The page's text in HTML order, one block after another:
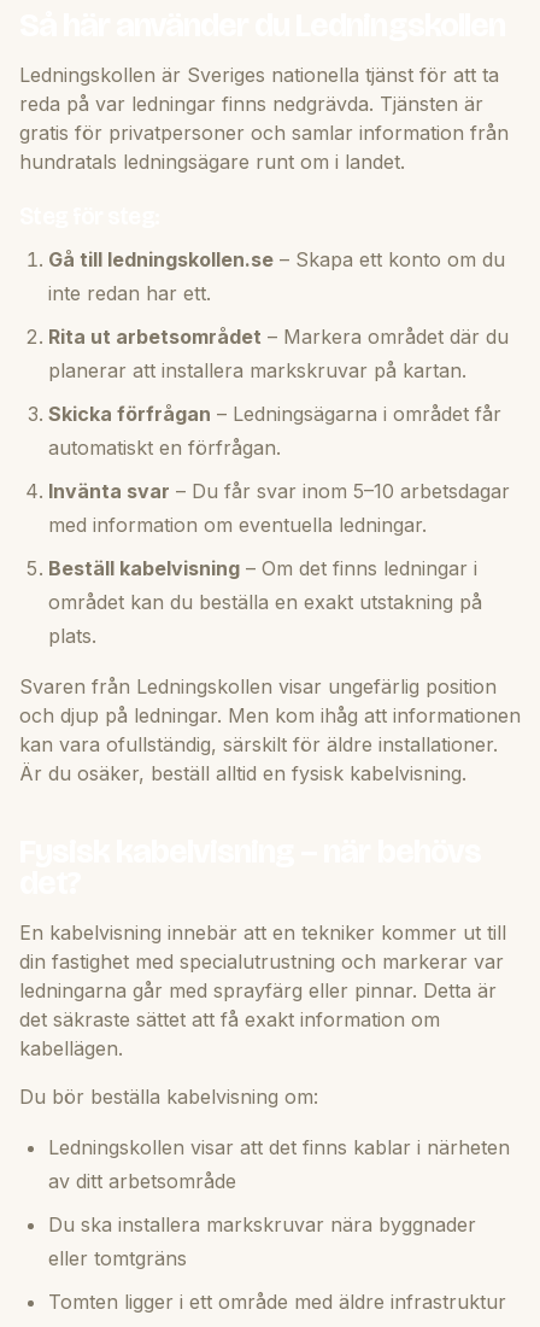
Ledningskollen är Sveriges nationella tjänst för att ta
reda på var ledningar finns nedgrävda. Tjänsten är
gratis för privatpersoner och samlar information från
hundratals ledningsägare runt om i landet.
Gå till ledningskollen.se – Skapa ett konto om du
inte redan har ett.
Rita ut arbetsområdet – Markera området där du
planerar att installera markskruvar på kartan.
Skicka förfrågan – Ledningsägarna i området får
automatiskt en förfrågan.
Invänta svar – Du får svar inom 5–10 arbetsdagar
med information om eventuella ledningar.
Beställ kabelvisning – Om det finns ledningar i
området kan du beställa en exakt utstakning på
plats.
Svaren från Ledningskollen visar ungefärlig position
och djup på ledningar. Men kom ihåg att informationen
kan vara ofullständig, särskilt för äldre installationer.
Är du osäker, beställ alltid en fysisk kabelvisning.
En kabelvisning innebär att en tekniker kommer ut till
din fastighet med specialutrustning och markerar var
ledningarna går med sprayfärg eller pinnar. Detta är
det säkraste sättet att få exakt information om
kabellägen.
Du bör beställa kabelvisning om:
Ledningskollen visar att det finns kablar i närheten
av ditt arbetsområde
Du ska installera markskruvar nära byggnader
eller tomtgräns
Tomten ligger i ett område med äldre infrastruktur